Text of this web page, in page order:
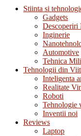
GizmoBox
Stiinta si
Gadgets
Descoperiri
Inginerie
Automotive
Tehnica
Tehnologii din
Inteligenta
Realitate
Roboti
Tehnologie
Inventii noi
Reviews
Laptop